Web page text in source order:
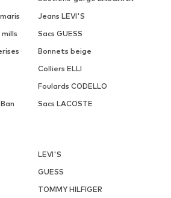
Jeans LEVI'S
Sacs GUESS
Bonnets beige
Colliers ELLI
Foulards CODELLO
Sacs LACOSTE
LEVI'S
GUESS
TOMMY HILFIGER